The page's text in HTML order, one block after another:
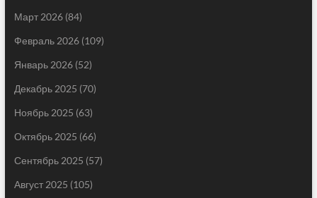
Март 2026(84)
Февраль 2026(109)
Январь 2026(52)
Декабрь 2025 (70)
Ноябрь 2025 (63)
Октябрь 2025 (66)
Сентябрь 2025 (57)
Август 2025 (105)